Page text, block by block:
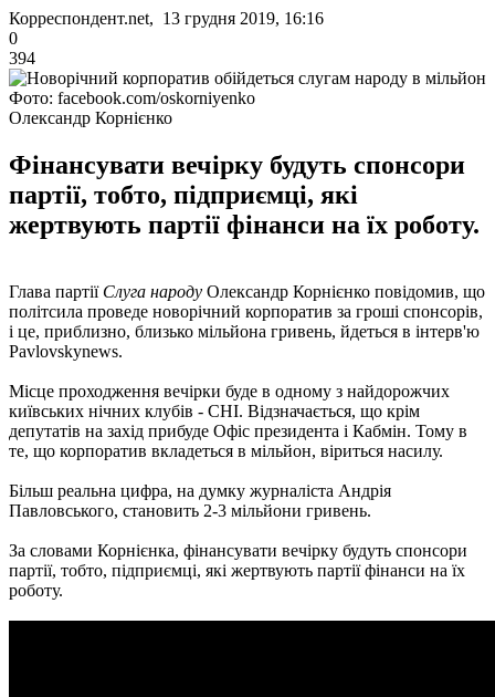
Корреспондент.net, 13 грудня 2019, 16:16
0
394
Фото: facebook.com/oskorniyenko
Олександр Корнієнко
Фінансувати вечірку будуть спонсори
партії, тобто, підприємці, які
жертвують партії фінанси на їх роботу.
Глава партії Слуга народу Олександр Корнієнко повідомив, що
політсила проведе новорічний корпоратив за гроші спонсорів,
і це, приблизно, близько мільйона гривень, йдеться в інтерв'ю
Pavlovskynews.
Місце проходження вечірки буде в одному з найдорожчих
київських нічних клубів - CHI. Відзначається, що крім
депутатів на захід прибуде Офіс президента і Кабмін. Тому в
те, що корпоратив вкладеться в мільйон, віриться насилу.
Більш реальна цифра, на думку журналіста Андрія
Павловського, становить 2-3 мільйони гривень.
За словами Корнієнка, фінансувати вечірку будуть спонсори
партії, тобто, підприємці, які жертвують партії фінанси на їх
роботу.